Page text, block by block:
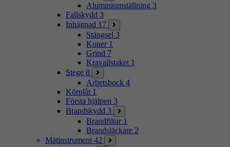
Aluminiumställning 3
Fallskydd 3
Inhägnad 17
Stängsel 3
Koner 1
Grind 7
Kravallstaket 1
Stege 8
Arbetsbock 4
Körplåt 1
Första hjälpen 3
Brandskydd 3
Brandfiltar 1
Brandsläckare 2
Mätinstrument 42